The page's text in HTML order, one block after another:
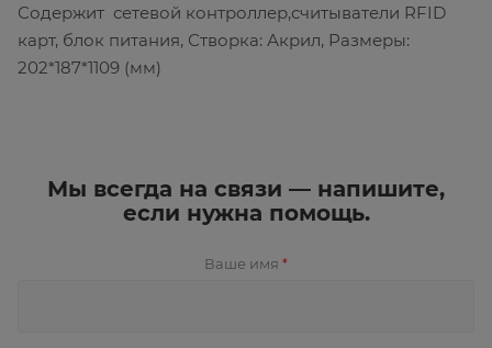
Содержит сетевой контроллер,считыватели RFID
карт, блок питания, Створка: Акрил, Размеры:
202*187*1109 (мм)
Мы всегда на связи — напишите,
если нужна помощь.
Ваше имя *